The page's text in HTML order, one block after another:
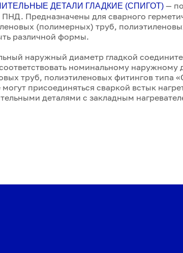
ДЕТАЛИ ГЛАДКИЕ (СПИГОТ) —
Предназначены для сварного
(полимерных) труб,
различной формы.
наружный диаметр гладкой
номинальному наружному
труб, полиэтиленовых фитингов типа
присоединяться сваркой встык
деталями с закладным